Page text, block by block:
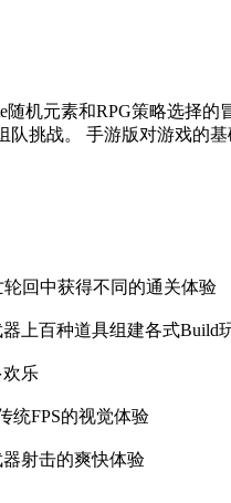
随机元素和RPG策略选择
挑战。 手游版对游戏的
轮回中获得不同的通关体验
上百种道具组建各式Build
欢乐
统FPS的视觉体验
射击的爽快体验